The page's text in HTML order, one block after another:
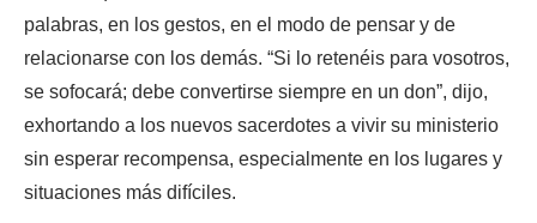
palabras, en los gestos, en el modo de pensar y de
relacionarse con los demás. “Si lo retenéis para vosotros,
se sofocará; debe convertirse siempre en un don”, dijo,
exhortando a los nuevos sacerdotes a vivir su ministerio
sin esperar recompensa, especialmente en los lugares y
situaciones más difíciles.